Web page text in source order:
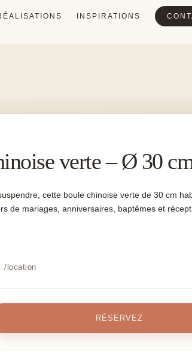
INSPIRATIONS
verte – Ø 30
cette boule chinoise verte de 30 cm
de mariages, anniversaires, baptêmes et
/location
RÉSERVEZ